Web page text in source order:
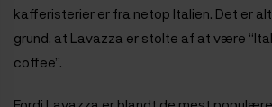
kafferisterier er fra netop Italien. Det er
grund, at Lavazza er stolte af at være
coffee”.